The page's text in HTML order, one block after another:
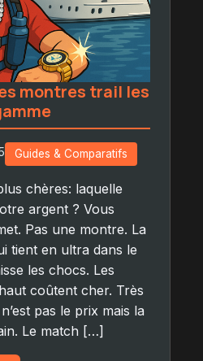
montres trail les
Guides & Comparatifs
chères: laquelle
argent ? Vous
Pas une montre. La
tient en ultra dans le
les chocs. Les
coûtent cher. Très
pas le prix mais la
Le match […]